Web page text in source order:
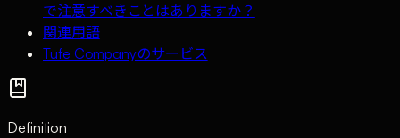
で注意すべきことはありますか？
関連用語
Tufe Companyのサービス
Definition